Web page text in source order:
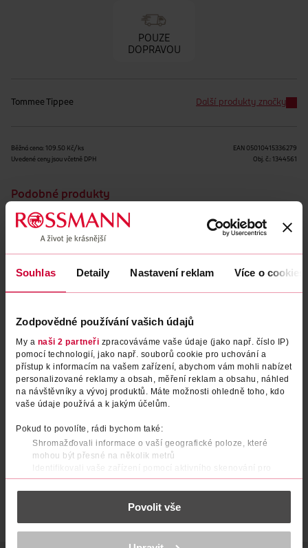
Souhlas Detaily Nastavení reklam Více o cookies
Zodpovědné používání vašich údajů
My a naši 2 partneři zpracováváme vaše údaje (jako např. číslo IP)
pomocí technologií, jako např. souborů cookie pro uchování a
přístup k informacím na vašem zařízení, abychom vám mohli nabízet
personalizované reklamy a obsah, měření reklam a obsahu, náhled
na návštěvníky a vývoj produktů. Máte možnosti ohledně toho, kdo
vaše údaje používá a k jakým účelům.
Pokud to povolíte, rádi bychom také:
Shromažďovali informace o vaší geografické poloze, které
mohou být přesné na několik metrů
Identifikovali vaše zařízení pomocí aktivního skenování pro
konkrétní charakteristiky (otisk prstu)
Zjistěte více o tom, jak zpracováváme vaše osobní údaje, a nastavte
části s podrobnostmi . Svůj souhlas můžete kdykoliv
K provozu stránek, personalizaci obsahu a reklam, funkcí sociálních
Povolit vše
POUZE
DOPRAVOU
Tommee Tippee Další produkty značky
Běžná cena: 109.50 Kč/ks
Uvedené ceny jsou včetně DPH
EAN 05010415336279
Obj. č.: 1344561
Podobné produkty
Silikonový dudlík Breast-like
6-18m
219 Kč
DO KOŠÍKU
Silikonový dudlík dynamický
Buddy Bear 6-18m